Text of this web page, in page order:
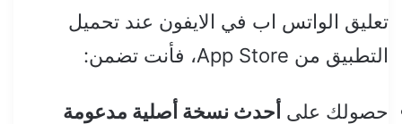
تعليق الواتس اب في الايفون عند تحميل
التطبيق من App Store، فأنت تضمن:
حصولك على أحدث نسخة أصلية مدعومة